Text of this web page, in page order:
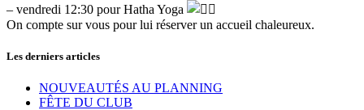
– vendredi 12:30 pour Hatha Yoga
On compte sur vous pour lui réserver un accueil chaleureux.
Les derniers articles
NOUVEAUTÉS AU PLANNING
FÊTE DU CLUB